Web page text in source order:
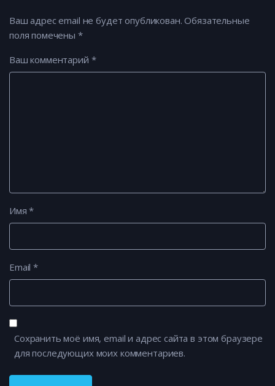
Ваш адрес email не будет опубликован. Обязательные
поля помечены *
Ваш комментарий *
Имя*
Email*
Сохранить моё имя, email и адрес сайта в этом браузере
для последующих моих комментариев.